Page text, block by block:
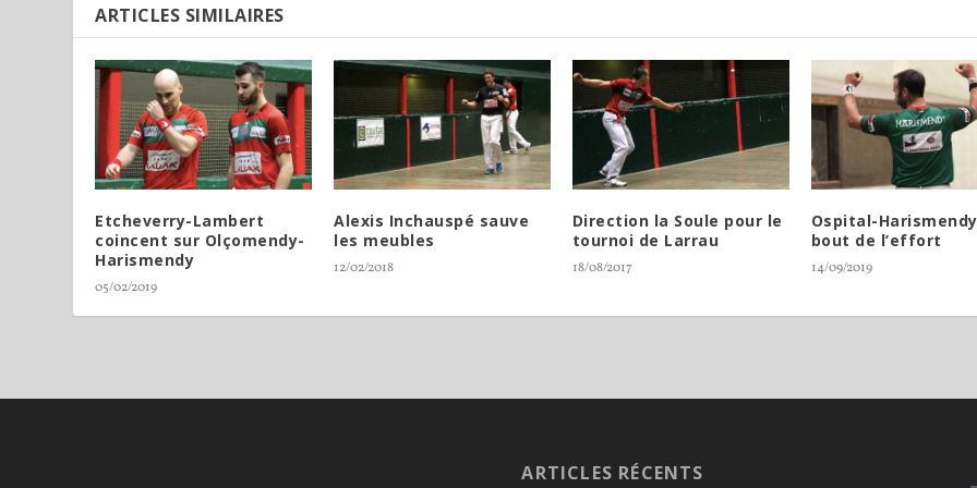
ARTICLES SIMILAIRES
Etcheverry-Lambert
coincent sur Olçomendy-
Harismendy
05/02/2019
Alexis Inchauspé sauve
les meubles
12/02/2018
Direction la Soule pour le
tournoi de Larrau
18/08/2017
Ospital-
bout de l’effort
14/09/2019
ARTICLES RÉCENTS